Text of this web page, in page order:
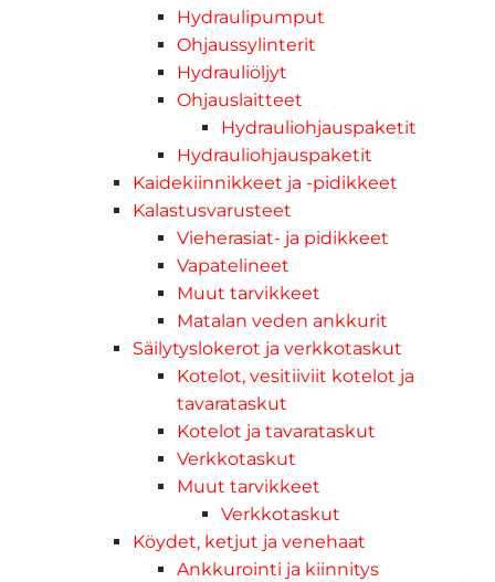
Hydraulipumput
Ohjaussylinterit
Hydrauliöljyt
Ohjauslaitteet
Hydrauliohjauspaketit
Hydrauliohjauspaketit
Kaidekiinnikkeet ja -pidikkeet
Kalastusvarusteet
Vieherasiat- ja pidikkeet
Vapatelineet
Muut tarvikkeet
Matalan veden ankkurit
Säilytyslokerot ja verkkotaskut
Kotelot, vesitiiviit kotelot ja
tavarataskut
Kotelot ja tavarataskut
Verkkotaskut
Muut tarvikkeet
Verkkotaskut
Köydet, ketjut ja venehaat
Ankkurointi ja kiinnitys